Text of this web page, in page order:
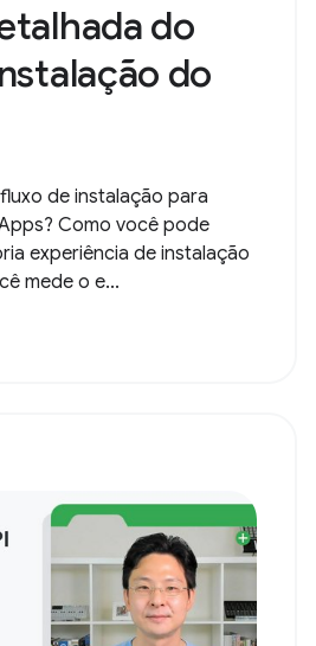
do
do
de instalação para
Como você pode
experiência de instalação
mede o e...